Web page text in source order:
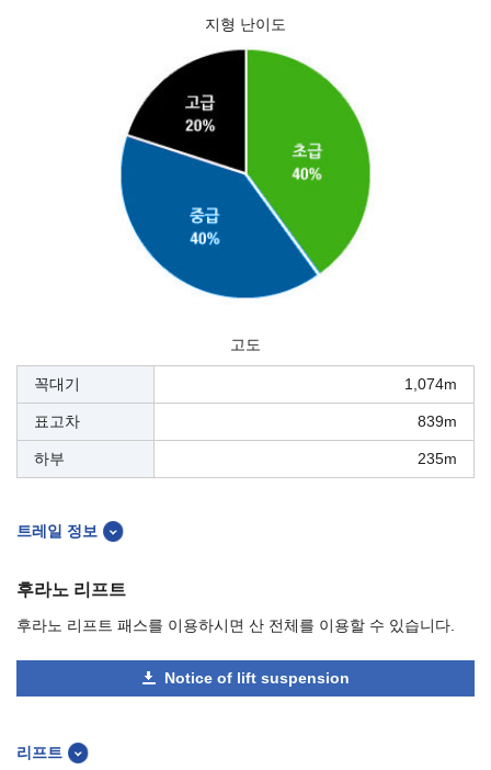
지형 난이도
고도
꼭대기 1,074m
표고차 839m
하부 235m
트레일 정보
후라노 리프트
후라노 리프트 패스를 이용하시면 산 전체를 이용할 수 있습니다.
Notice of lift suspension
리프트